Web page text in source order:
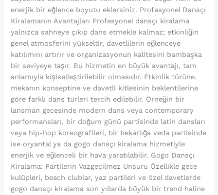
enerjik bir eğlence boyutu eklersiniz. Profesyonel Dansçı
Kiralamanın Avantajları Profesyonel dansçı kiralama
yalnızca sahneye çıkıp dans etmekle kalmaz; etkinliğin
genel atmosferini yükseltir, davetlilerin eğlenceye
katılımını artırır ve organizasyonun kalitesini bambaşka
bir seviyeye taşır. Bu hizmetin en büyük avantajı, tam
anlamıyla kişiselleştirilebilir olmasıdır. Etkinlik türüne,
mekanın konseptine ve davetli kitlesinin beklentilerine
göre farklı dans türleri tercih edilebilir. Örneğin bir
lansman gecesinde modern dans veya contemporary
performansları, bir doğum günü partisinde latin dansları
veya hip-hop koreografileri, bir bekarlığa veda partisinde
ise oryantal ya da gogo dansçı kiralama hizmetiyle
enerjik ve eğlenceli bir hava yaratılabilir. Gogo Dansçı
Kiralama: Partilerin Vazgeçilmez Unsuru Özellikle gece
kulüpleri, beach clublar, yaz partileri ve özel davetlerde
gogo dansçı kiralama son yıllarda büyük bir trend haline